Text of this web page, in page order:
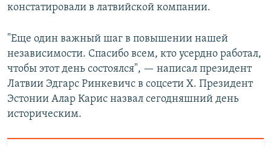
констатировали в латвийской компании.
"Еще один важный шаг в повышении нашей
независимости. Спасибо всем, кто усердно работал,
чтобы этот день состоялся", — написал президент
Латвии Эдгарс Ринкевичс в соцсети X. Президент
Эстонии Алар Карис назвал сегодняшний день
историческим.